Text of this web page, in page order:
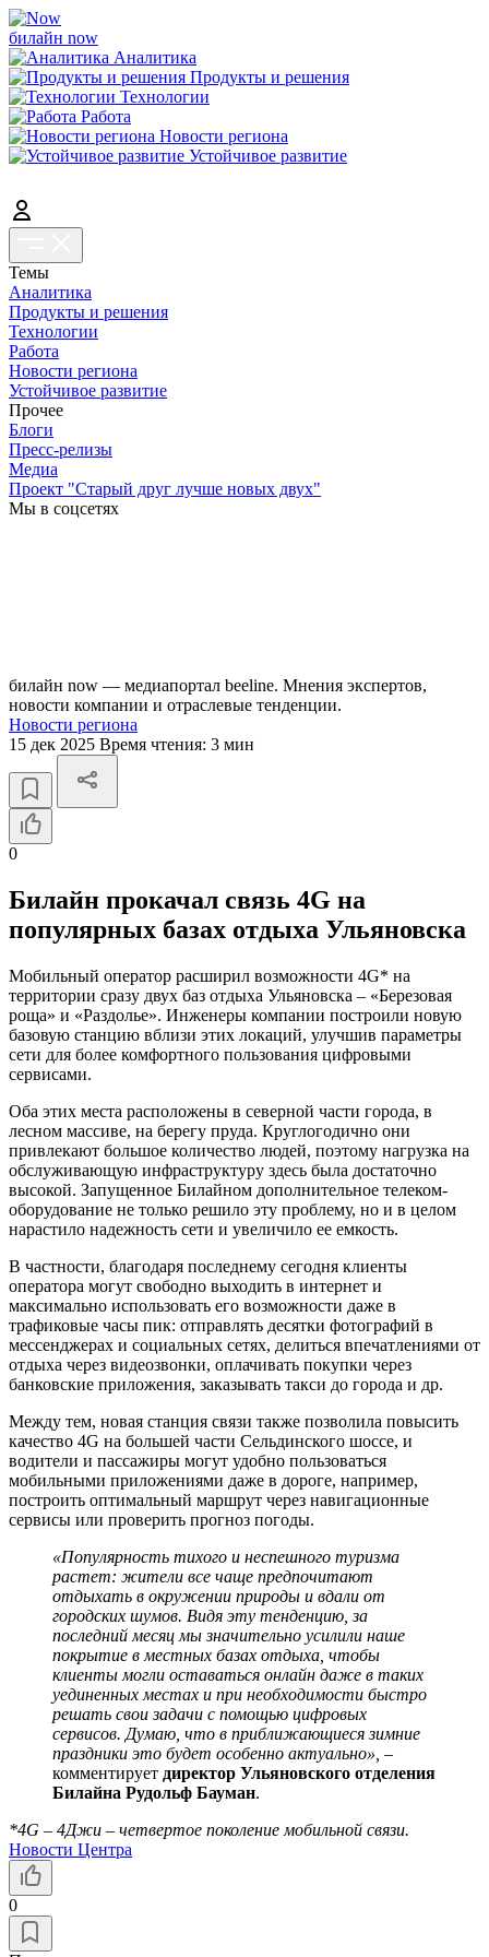
билайн now
Аналитика
Продукты и решения
Технологии
Работа
Новости региона
Устойчивое развитие
Темы
Аналитика
Продукты и решения
Технологии
Работа
Новости региона
Устойчивое развитие
Прочее
Блоги
Пресс-релизы
Медиа
Проект "Старый друг лучше новых двух"
Мы в соцсетях
билайн now — медиапортал beeline. Мнения экспертов,
новости компании и отраслевые тенденции.
Новости региона
15 дек 2025 Время чтения: 3 мин
0
Билайн прокачал связь 4G на
популярных базах отдыха Ульяновска
Мобильный оператор расширил возможности 4G* на
территории сразу двух баз отдыха Ульяновска – «Березовая
роща» и «Раздолье». Инженеры компании построили новую
базовую станцию вблизи этих локаций, улучшив параметры
сети для более комфортного пользования цифровыми
сервисами.
Оба этих места расположены в северной части города, в
лесном массиве, на берегу пруда. Круглогодично они
привлекают большое количество людей, поэтому нагрузка на
обслуживающую инфраструктуру здесь была достаточно
высокой. Запущенное Билайном дополнительное телеком-
оборудование не только решило эту проблему, но и в целом
нарастило надежность сети и увеличило ее емкость.
В частности, благодаря последнему сегодня клиенты
оператора могут свободно выходить в интернет и
максимально использовать его возможности даже в
трафиковые часы пик: отправлять десятки фотографий в
мессенджерах и социальных сетях, делиться впечатлениями от
отдыха через видеозвонки, оплачивать покупки через
банковские приложения, заказывать такси до города и др.
Между тем, новая станция связи также позволила повысить
качество 4G на большей части Сельдинского шоссе, и
водители и пассажиры могут удобно пользоваться
мобильными приложениями даже в дороге, например,
построить оптимальный маршрут через навигационные
сервисы или проверить прогноз погоды.
«Популярность тихого и неспешного туризма
растет: жители все чаще предпочитают
отдыхать в окружении природы и вдали от
городских шумов. Видя эту тенденцию, за
последний месяц мы значительно усилили наше
покрытие в местных базах отдыха, чтобы
клиенты могли оставаться онлайн даже в таких
уединенных местах и при необходимости быстро
решать свои задачи с помощью цифровых
сервисов. Думаю, что в приближающиеся зимние
праздники это будет особенно актуально», –
комментирует директор Ульяновского отделения
Билайна Рудольф Бауман.
*4G – 4Джи – четвертое поколение мобильной связи.
Новости Центра
0